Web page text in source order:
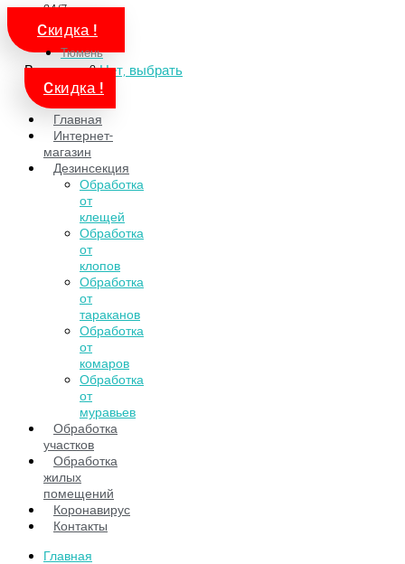
24/7
Отзывы
Cкидка !
Тюмень
Ваш город?Нет, выбрать
Cкидка !
Главная
Интернет-
магазин
Дезинсекция
Обработка
от
клещей
Обработка
от
клопов
Обработка
от
тараканов
Обработка
от
комаров
Обработка
от
муравьев
Обработка
участков
Обработка
жилых
помещений
Коронавирус
Контакты
Главная